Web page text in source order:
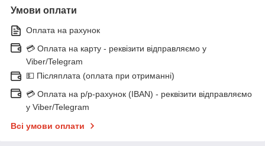
Умови оплати
Оплата на рахунок
💳 Оплата на карту - реквізити відправляємо у
Viber/Telegram
💵 Післяплата (оплата при отриманні)
💳 Оплата на р/р-рахунок (IBAN) - реквізити відправляємо
у Viber/Telegram
Всі умови оплати